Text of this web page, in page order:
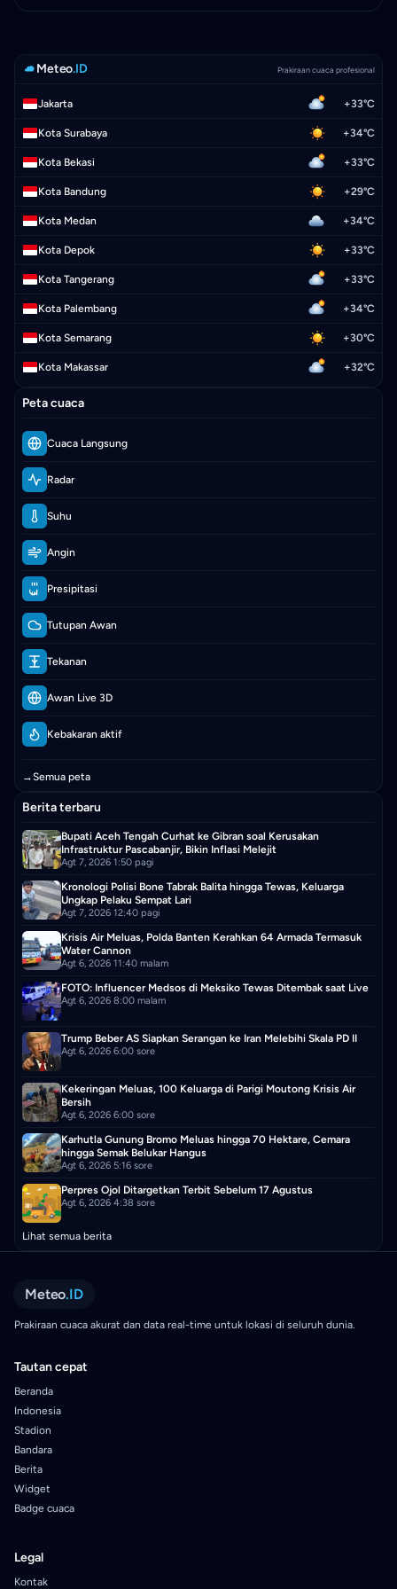
Meteo.ID Prakiraan cuaca profesional
Jakarta +33°C
Kota Surabaya +34°C
Kota Bekasi +33°C
Kota Bandung +29°C
Kota Medan +34°C
Kota Depok +33°C
Kota Tangerang +33°C
Kota Palembang +34°C
Kota Semarang +30°C
Kota Makassar +32°C
Peta cuaca
Cuaca Langsung
Radar
Suhu
Angin
Presipitasi
Tutupan Awan
Tekanan
Awan Live 3D
Kebakaran aktif
→Semua peta
Berita terbaru
Bupati Aceh Tengah Curhat ke Gibran soal Kerusakan
Infrastruktur Pascabanjir, Bikin Inflasi Melejit
Agt 7, 2026 1:50 pagi
Kronologi Polisi Bone Tabrak Balita hingga Tewas, Keluarga
Ungkap Pelaku Sempat Lari
Agt 7, 2026 12:40 pagi
Krisis Air Meluas, Polda Banten Kerahkan 64 Armada Termasuk
Water Cannon
Agt 6, 2026 11:40 malam
FOTO: Influencer Medsos di Meksiko Tewas Ditembak saat Live
Agt 6, 2026 8:00 malam
Trump Beber AS Siapkan Serangan ke Iran Melebihi Skala PD II
Agt 6, 2026 6:00 sore
Kekeringan Meluas, 100 Keluarga di Parigi Moutong Krisis Air
Bersih
Agt 6, 2026 6:00 sore
Karhutla Gunung Bromo Meluas hingga 70 Hektare, Cemara
hingga Semak Belukar Hangus
Agt 6, 2026 5:16 sore
Perpres Ojol Ditargetkan Terbit Sebelum 17 Agustus
Agt 6, 2026 4:38 sore
Lihat semua berita
Meteo.ID
Prakiraan cuaca akurat dan data real-time untuk lokasi di seluruh dunia.
Tautan cepat
Beranda
Indonesia
Stadion
Bandara
Berita
Widget
Badge cuaca
Legal
Kontak